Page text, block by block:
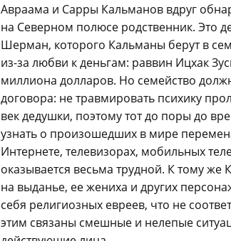
Авраама и Сарры Кальманов вдруг
на Северном полюсе родственник. Это
Шерман, которого Кальманы берут в
из-за любви к деньгам: раввин Ицхак
миллиона долларов. Но семейство
договора: не травмировать психику
век дедушки, поэтому тот до поры до
узнать о произошедших в мире
Интернете, телевизорах, мобильных
оказывается весьма трудной. К тому
на выданье, ее жениха и других
себя религиозных евреев, что не
этим связаны смешные и нелепые